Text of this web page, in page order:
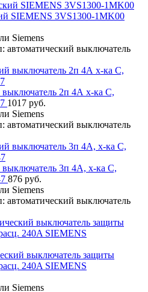
SIEMENS 3VS1300-1MK00
Siemens
автоматический выключатель
2п 4А х-ка C,
1017 руб.
Siemens
автоматический выключатель
3п 4А, х-ка C,
876 руб.
Siemens
автоматический выключатель
выключатель защиты
240A SIEMENS
Siemens